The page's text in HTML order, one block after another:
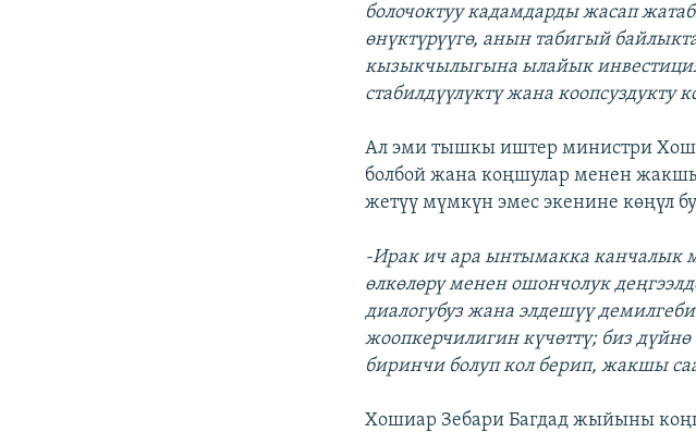
болочоктуу кадамдарды жасап
өнүктүрүүгө, анын табигый
кызыкчылыгына ылайык
стабилдүүлүктү жана коопсуздукту
Ал эми тышкы иштер министри
болбой жана коңшулар менен
жетүү мүмкүн эмес экенине көңүл
-Ирак ич ара ынтымакка канчалык
өлкөлөрү менен ошончолук
диалогубуз жана элдешүү
жоопкерчилигин күчөттү; биз
биринчи болуп кол берип, жакшы
Хошиар Зебари Багдад жыйыны